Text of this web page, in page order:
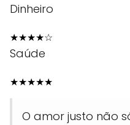
Dinheiro
★★★★☆
Saúde
★★★★★
O amor justo não